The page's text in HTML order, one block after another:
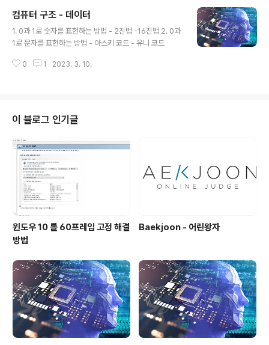
컴퓨터 구조 - 데이터
1. 0과 1로 숫자를 표현하는 방법 - 2진법 -16진법 2. 0과
1로 문자를 표현하는 방법 - 아스키 코드 - 유니 코드
0 1 2023. 3. 10.
이 블로그 인기글
윈도우 10 롤 60프레임 고정 해결
방법
Baekjoon - 어린왕자